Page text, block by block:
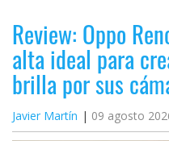
Review: Oppo
alta ideal para
brilla por sus
Javier Martín 09 agosto